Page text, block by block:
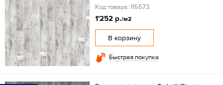
Код товара: 115573
1'252 р./м2
В корзину
Быстрая покупка